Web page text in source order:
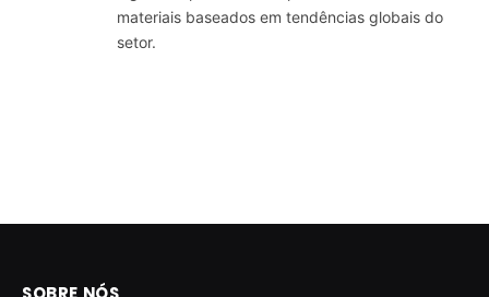
materiais baseados em tendências globais do
setor.